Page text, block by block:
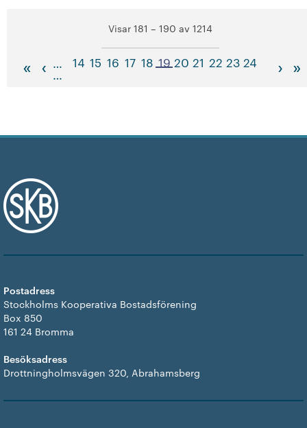
Visar 181 – 190 av 1214
« ‹ … 14 15 16 17 18 19 20 21 22 23 24
… › »
Postadress
Stockholms Kooperativa Bostadsförening
Box 850
161 24 Bromma
Besöksadress
Drottningholmsvägen 320, Abrahamsberg